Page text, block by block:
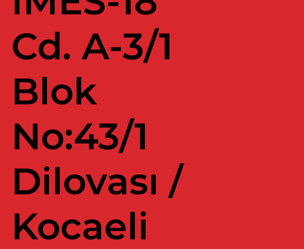
Cd. A-3/1
Blok
No:43/1
Dilovası /
Kocaeli